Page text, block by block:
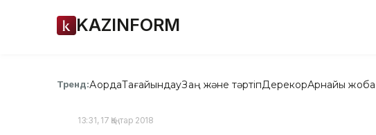
KAZINFORM
Тренд:АқордаТағайындауЗаң және тәртіпДерекқорАрнайы жоба
13:31, 17 Қаңтар 2018